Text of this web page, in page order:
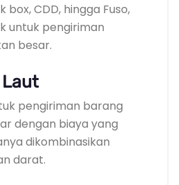
CDD, hingga Fuso,
untuk pengiriman
besar.
pengiriman barang
dengan biaya yang
dikombinasikan
darat.